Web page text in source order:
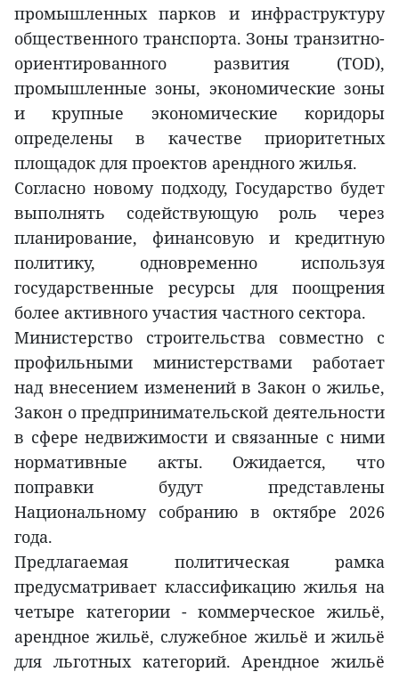
промышленных парков и инфраструктуру
общественного транспорта. Зоны транзитно-
ориентированного развития (TOD),
промышленные зоны, экономические зоны
и крупные экономические коридоры
определены в качестве приоритетных
площадок для проектов арендного жилья.
Согласно новому подходу, Государство будет
выполнять содействующую роль через
планирование, финансовую и кредитную
политику, одновременно используя
государственные ресурсы для поощрения
более активного участия частного сектора.
Министерство строительства совместно с
профильными министерствами работает
над внесением изменений в Закон о жилье,
Закон о предпринимательской деятельности
в сфере недвижимости и связанные с ними
нормативные акты. Ожидается, что
поправки будут представлены
Национальному собранию в октябре 2026
года.
Предлагаемая политическая рамка
предусматривает классификацию жилья на
четыре категории - коммерческое жильё,
арендное жильё, служебное жильё и жильё
для льготных категорий. Арендное жильё